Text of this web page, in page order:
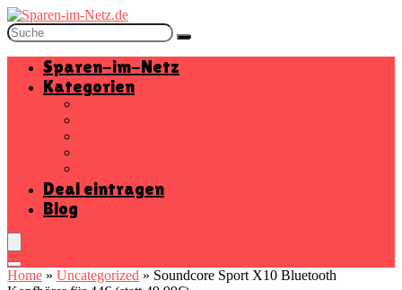
Sparen-im-Netz
Kategorien
Deal eintragen
Blog
Home » Uncategorized » Soundcore Sport X10 Bluetooth